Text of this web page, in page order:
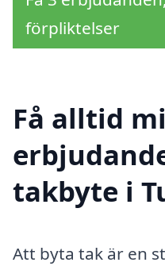
förpliktelser
Få alltid
takbyte i
Att byta tak är en